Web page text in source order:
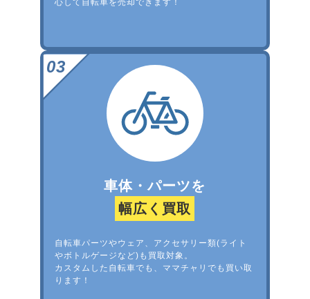
心して自転車を売却できます！
車体・パーツを
幅広く買取
自転車パーツやウェア、アクセサリー類(ライト
やボトルゲージなど)も買取対象。
カスタムした自転車でも、ママチャリでも買い取
ります！